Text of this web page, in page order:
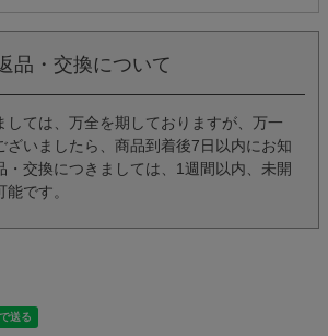
品・交換について
しては、万全を期しておりますが、万一
ざいましたら、商品到着後7日以内にお知
・交換につきましては、1週間以内、未開
です。